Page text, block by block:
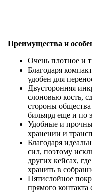
Преимущества и
Очень плотное и
Благодаря
удобен для
Двусторонняя
слоновью кость,
стороны
бильярд еще и по
Удобные и
хранении и
Благодаря
сил, поэтому
других кейсах,
хранить в
Пятислойное
прямого контакта